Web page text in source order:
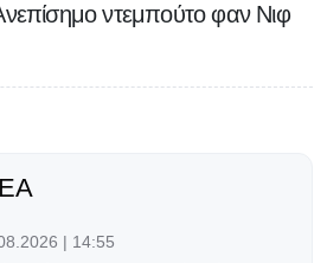
ντεμπούτο φαν Νιφ
| 14:55